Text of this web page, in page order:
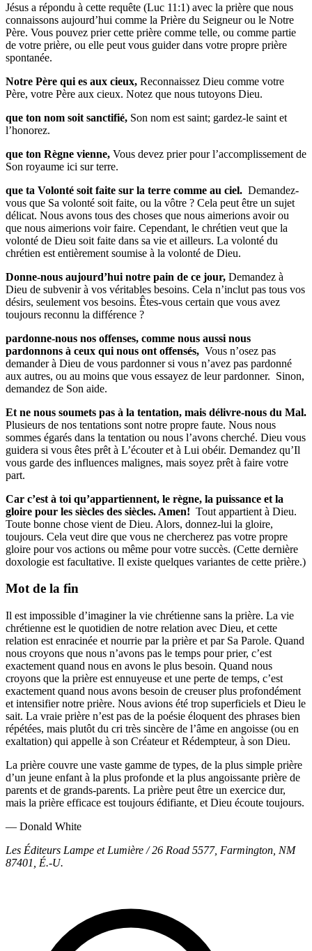
Jésus a répondu à cette requête (Luc 11:1) avec la prière que nous
connaissons aujourd’hui comme la Prière du Seigneur ou le Notre
Père. Vous pouvez prier cette prière comme telle, ou comme partie
de votre prière, ou elle peut vous guider dans votre propre prière
spontanée.
Notre Père qui es aux cieux, Reconnaissez Dieu comme votre
Père, votre Père aux cieux. Notez que nous tutoyons Dieu.
que ton nom soit sanctifié, Son nom est saint; gardez-le saint et
l’honorez.
que ton Règne vienne, Vous devez prier pour l’accomplissement de
Son royaume ici sur terre.
que ta Volonté soit faite sur la terre comme au ciel. Demandez-
vous que Sa volonté soit faite, ou la vôtre ? Cela peut être un sujet
délicat. Nous avons tous des choses que nous aimerions avoir ou
que nous aimerions voir faire. Cependant, le chrétien veut que la
volonté de Dieu soit faite dans sa vie et ailleurs. La volonté du
chrétien est entièrement soumise à la volonté de Dieu.
Donne-nous aujourd’hui notre pain de ce jour, Demandez à
Dieu de subvenir à vos véritables besoins. Cela n’inclut pas tous vos
désirs, seulement vos besoins. Êtes-vous certain que vous avez
toujours reconnu la différence ?
pardonne-nous nos offenses, comme nous aussi nous
pardonnons à ceux qui nous ont offensés, Vous n’osez pas
demander à Dieu de vous pardonner si vous n’avez pas pardonné
aux autres, ou au moins que vous essayez de leur pardonner. Sinon,
demandez de Son aide.
Et ne nous soumets pas à la tentation, mais délivre-nous du Mal.
Plusieurs de nos tentations sont notre propre faute. Nous nous
sommes égarés dans la tentation ou nous l’avons cherché. Dieu vous
guidera si vous êtes prêt à L’écouter et à Lui obéir. Demandez qu’Il
vous garde des influences malignes, mais soyez prêt à faire votre
part.
Car c’est à toi qu’appartiennent, le règne, la puissance et la
gloire pour les siècles des siècles. Amen! Tout appartient à Dieu.
Toute bonne chose vient de Dieu. Alors, donnez-lui la gloire,
toujours. Cela veut dire que vous ne chercherez pas votre propre
gloire pour vos actions ou même pour votre succès. (Cette dernière
doxologie est facultative. Il existe quelques variantes de cette prière.)
Mot de la fin
Il est impossible d’imaginer la vie chrétienne sans la prière. La vie
chrétienne est le quotidien de notre relation avec Dieu, et cette
relation est enracinée et nourrie par la prière et par Sa Parole. Quand
nous croyons que nous n’avons pas le temps pour prier, c’est
exactement quand nous en avons le plus besoin. Quand nous
croyons que la prière est ennuyeuse et une perte de temps, c’est
exactement quand nous avons besoin de creuser plus profondément
et intensifier notre prière. Nous avions été trop superficiels et Dieu le
sait. La vraie prière n’est pas de la poésie éloquent des phrases bien
répétées, mais plutôt du cri très sincère de l’âme en angoisse (ou en
exaltation) qui appelle à son Créateur et Rédempteur, à son Dieu.
La prière couvre une vaste gamme de types, de la plus simple prière
d’un jeune enfant à la plus profonde et la plus angoissante prière de
parents et de grands-parents. La prière peut être un exercice dur,
mais la prière efficace est toujours édifiante, et Dieu écoute toujours.
— Donald White
Les Éditeurs Lampe et Lumière / 26 Road 5577, Farmington, NM
87401, É.-U.